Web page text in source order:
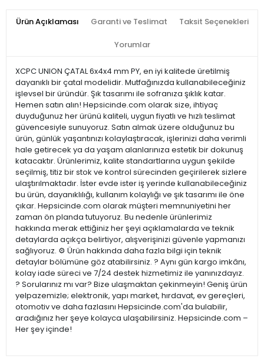
Ürün Açıklaması Garanti ve Teslimat Taksit Seçenekleri
Yorumlar
XCPC UNION ÇATAL 6x4x4 mm PY, en iyi kalitede üretilmiş
dayanıklı bir çatal modelidir. Mutfağınızda kullanabileceğiniz
işlevsel bir üründür. Şık tasarımı ile sofranıza şıklık katar.
Hemen satın alın! Hepsicinde.com olarak size, ihtiyaç
duyduğunuz her ürünü kaliteli, uygun fiyatlı ve hızlı teslimat
güvencesiyle sunuyoruz. Satın almak üzere olduğunuz bu
ürün, günlük yaşantınızı kolaylaştıracak, işlerinizi daha verimli
hale getirecek ya da yaşam alanlarınıza estetik bir dokunuş
katacaktır. Ürünlerimiz, kalite standartlarına uygun şekilde
seçilmiş, titiz bir stok ve kontrol sürecinden geçirilerek sizlere
ulaştırılmaktadır. İster evde ister iş yerinde kullanabileceğiniz
bu ürün, dayanıklılığı, kullanım kolaylığı ve şık tasarımı ile öne
çıkar. Hepsicinde.com olarak müşteri memnuniyetini her
zaman ön planda tutuyoruz. Bu nedenle ürünlerimiz
hakkında merak ettiğiniz her şeyi açıklamalarda ve teknik
detaylarda açıkça belirtiyor, alışverişinizi güvenle yapmanızı
sağlıyoruz. ⚙️ Ürün hakkında daha fazla bilgi için teknik
detaylar bölümüne göz atabilirsiniz. ? Aynı gün kargo imkânı,
kolay iade süreci ve 7/24 destek hizmetimiz ile yanınızdayız.
? Sorularınız mı var? Bize ulaşmaktan çekinmeyin! Geniş ürün
yelpazemizle; elektronik, yapı market, hırdavat, ev gereçleri,
otomotiv ve daha fazlasını Hepsicinde.com'da bulabilir,
aradığınız her şeye kolayca ulaşabilirsiniz. Hepsicinde.com –
Her şey içinde!